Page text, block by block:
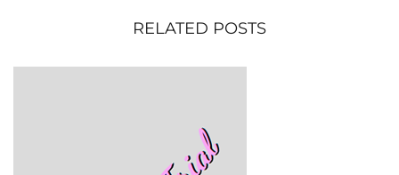
RELATED POSTS